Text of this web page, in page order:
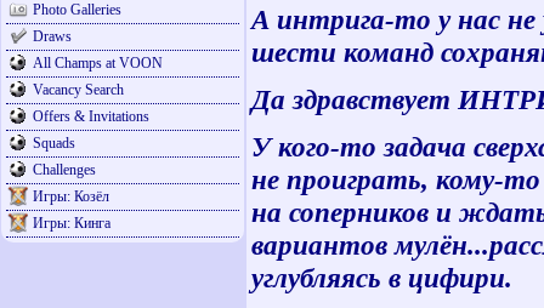
Photo Galleries
Draws
All Champs at VOON
Vacancy Search
Offers & Invitations
Squads
Challenges
Игры: Козёл
Игры: Кинга
А интрига-то у нас
шести команд
Да здравствует
У кого-то задача
не проиграть, кому-
на соперников и
вариантов
углубляясь в цифири.